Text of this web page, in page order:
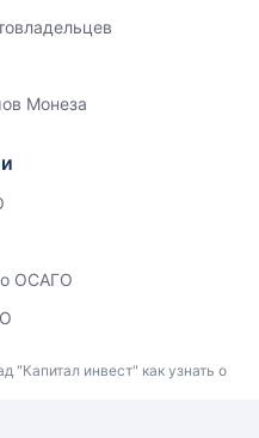
Монеза
ОСАГО
"Капитал инвест" как узнать о